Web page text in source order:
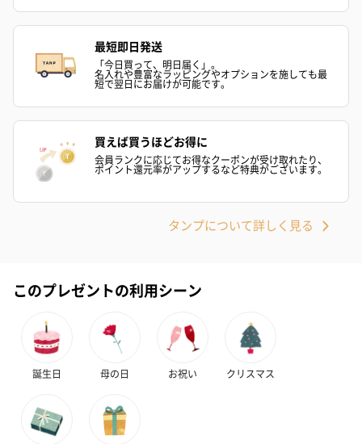
最短即日発送
「今日買って、明日届く」。
名入れや豊富なラッピングやオプションを施しても最
短で翌日にお届けが可能です。
買えば買うほどお得に
会員ランクに応じてお得なクーポンが受け取れたり、
ポイント還元率がアップするなど特典がございます。
タンプについて詳しく見る
このプレゼントの利用シーン
誕生日 母の日 お祝い クリスマス